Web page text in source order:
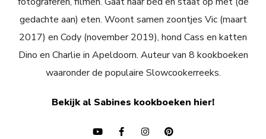
gedachte aan) eten. Woont samen zoontjes Vic (maart
2017) en Cody (november 2019), hond Cass en katten
Dino en Charlie in Apeldoorn. Auteur van 8 kookboeken
waaronder de populaire Slowcookerreeks.
Bekijk al Sabines kookboeken hier!